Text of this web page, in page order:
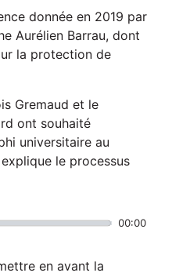
donnée en 2019 par
Aurélien Barrau, dont
la protection de
Gremaud et le
ont souhaité
universitaire au
le processus
00:00
en avant la